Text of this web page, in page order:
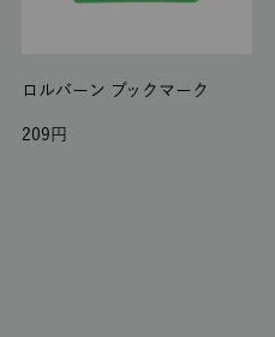
ロルバーン ブックマーク
209